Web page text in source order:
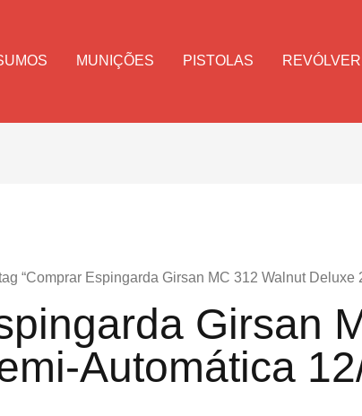
MUNIÇÕES PISTOLAS REVÓLVER
“Comprar Espingarda Girsan MC 312 Walnut Deluxe
Girsan
Automática